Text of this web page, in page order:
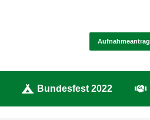
Aufnahmeantrag
Bundesfest 2022